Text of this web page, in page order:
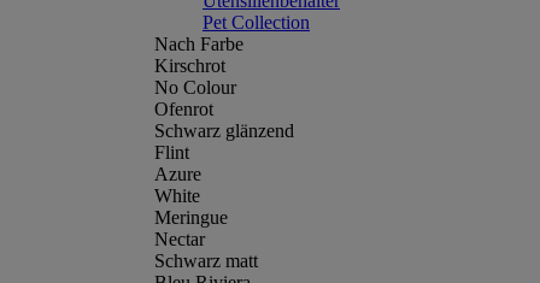
Pet Collection
Nach Farbe
Kirschrot
No Colour
Ofenrot
Schwarz glänzend
Flint
Azure
White
Meringue
Nectar
Schwarz matt